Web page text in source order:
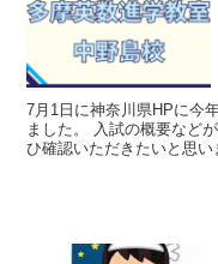
7月1日に神奈川県HPに今
ました。 入試の概要などが掲載されていますので、ご不明な点はぜ
ひ確認いただきたいと思います。 そんな入試情報が出